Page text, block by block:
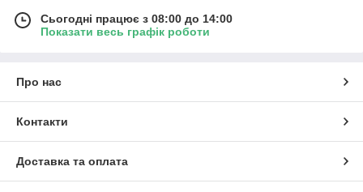
Сьогодні працює з 08:00 до 14:00
Показати весь графік роботи
Про нас
Контакти
Доставка та оплата